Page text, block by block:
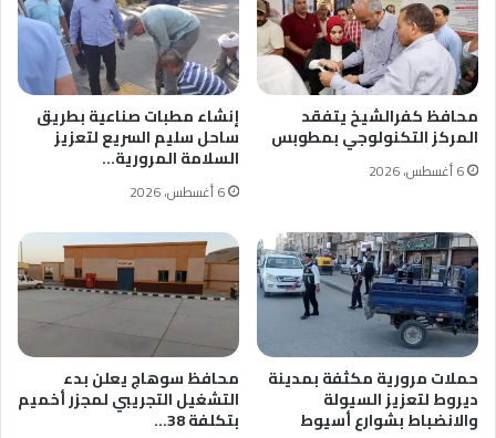
محافظ كفرالشيخ يتفقد
المركز التكنولوجي بمطوبس
6 أغسطس، 2026
إنشاء مطبات صناعية بطريق
ساحل سليم السريع لتعزيز
السلامة المرورية…
6 أغسطس، 2026
حملات مرورية مكثفة بمدينة
ديروط لتعزيز السيولة
والانضباط بشوارع أسيوط
محافظ سوهاج يعلن بدء
التشغيل التجريبي لمجزر أخميم
بتكلفة 38…